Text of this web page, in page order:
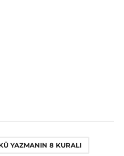
YAZMANIN 8 KURALI